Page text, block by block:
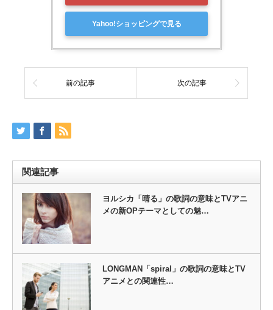
Yahoo!ショッピングで見る
前の記事 次の記事
関連記事
ヨルシカ「晴る」の歌詞の意味とTVアニ
メの新OPテーマとしての魅…
LONGMAN「spiral」の歌詞の意味とTV
アニメとの関連性…